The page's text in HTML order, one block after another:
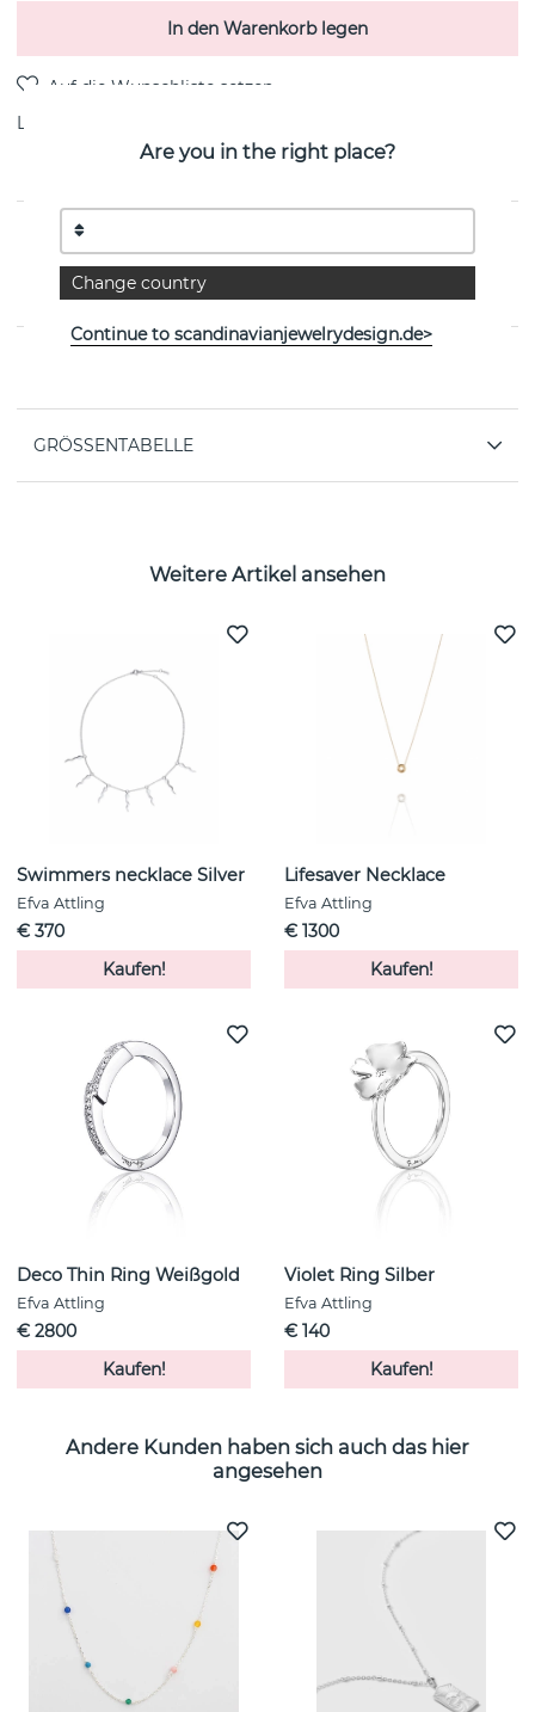
In den Warenkorb legen
Lieferung:
PRODUKTBESCHREIBUNG
The Wedding Thin ist ein diamantring (0.30 ct) i 18k
Gold von der schwedischen Marke Efva Attling
GRÖSSENTABELLE
Weitere Artikel ansehen
Swimmers necklace Silver
Efva Attling
€ 370
Kaufen!
Lifesaver Necklace
Efva Attling
€ 1300
Kaufen!
Deco Thin Ring Weißgold
Efva Attling
€ 2800
Kaufen!
Violet Ring Silber
Efva Attling
€ 140
Kaufen!
Andere Kunden haben sich auch das hier
angesehen
Are you in the right place?
Change country
Continue to scandinavianjewelrydesign.de>